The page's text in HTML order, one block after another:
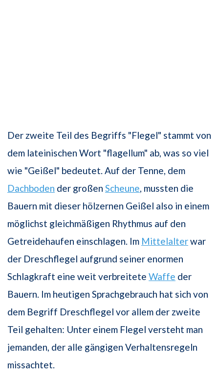
Der zweite Teil des Begriffs "Flegel" stammt von
dem lateinischen Wort "flagellum" ab, was so viel
wie "Geißel" bedeutet. Auf der Tenne, dem
Dachboden der großen Scheune, mussten die
Bauern mit dieser hölzernen Geißel also in einem
möglichst gleichmäßigen Rhythmus auf den
Getreidehaufen einschlagen. Im Mittelalterwar
der Dreschflegel aufgrund seiner enormen
Schlagkraft eine weit verbreitete Waffe der
Bauern. Im heutigen Sprachgebrauch hat sich von
dem Begriff Dreschflegel vor allem der zweite
Teil gehalten: Unter einem Flegel versteht man
jemanden, der alle gängigen Verhaltensregeln
missachtet.